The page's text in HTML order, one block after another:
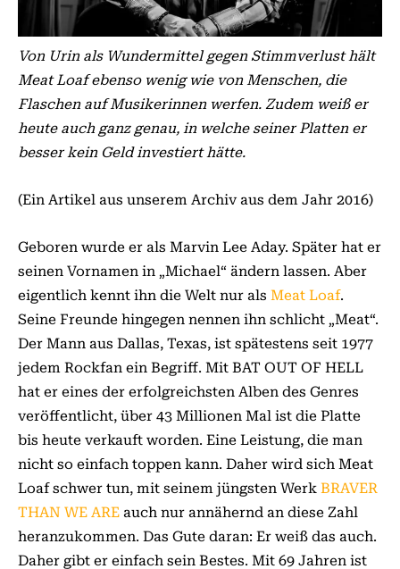
Von Urin als Wundermittel gegen Stimmverlust hält
Meat Loaf ebenso wenig wie von Menschen, die
Flaschen auf Musikerinnen werfen. Zudem weiß er
heute auch ganz genau, in welche seiner Platten er
besser kein Geld investiert hätte.
(Ein Artikel aus unserem Archiv aus dem Jahr 2016)
Geboren wurde er als Marvin Lee Aday. Später hat er
seinen Vornamen in „Michael“ ändern lassen. Aber
eigentlich kennt ihn die Welt nur als Meat Loaf.
Seine Freunde hingegen nennen ihn schlicht „Meat“.
Der Mann aus Dallas, Texas, ist spätestens seit 1977
jedem Rockfan ein Begriff. Mit BAT OUT OF HELL
hat er eines der erfolgreichsten Alben des Genres
veröffentlicht, über 43 Millionen Mal ist die Platte
bis heute verkauft worden. Eine Leistung, die man
nicht so einfach toppen kann. Daher wird sich Meat
Loaf schwer tun, mit seinem jüngsten Werk BRAVER
THAN WE ARE auch nur annähernd an diese Zahl
heranzukommen. Das Gute daran: Er weiß das auch.
Daher gibt er einfach sein Bestes. Mit 69 Jahren ist